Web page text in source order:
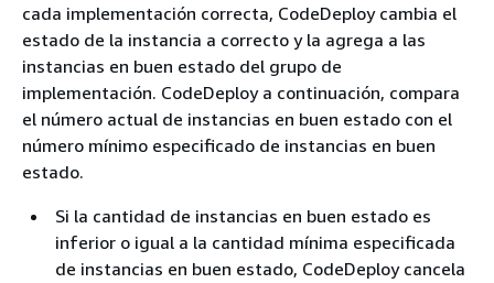
cada implementación correcta, CodeDeploy cambia el
estado de la instancia a correcto y la agrega a las
instancias en buen estado del grupo de
implementación. CodeDeploy a continuación, compara
el número actual de instancias en buen estado con el
número mínimo especificado de instancias en buen
estado.
Si la cantidad de instancias en buen estado es
inferior o igual a la cantidad mínima especificada
de instancias en buen estado, CodeDeploy cancela